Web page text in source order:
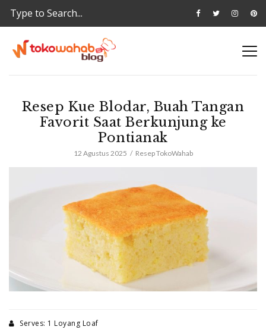
Resep Kue Blodar, Buah Tangan
Favorit Saat Berkunjung ke
Pontianak
12 Agustus 2025 Resep TokoWahab
Serves: 1 Loyang Loaf